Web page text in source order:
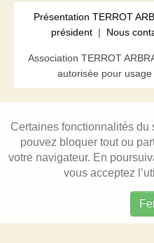
Présentation TERROT
président | Nous
Association TERROT
autorisée pour
Certaines fonctionnalités du
pouvez bloquer tout ou
votre navigateur. En
vous acceptez